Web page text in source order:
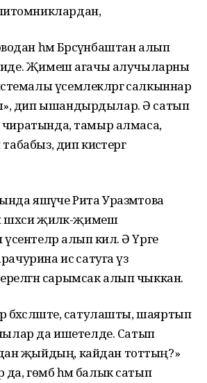
һәм Бәрсүәнбаштан алып
иде. Җимеш агачы алучыларны
үсемлекләргә салкыннар
дип ышандырдылар. Ә сатып
чиратында, тамыр алмаса,
дип кисәтергә
яшәүче Рита Уразмәтова
шәхси җиләк-җимеш
алып килә. Ә Үрге
исә сатуга үз
сарымсак алып чыккан.
бәхәсләште, сатулашты, шаяртып
да ишетелде. Сатып
җыйдың, кайдан тоттың?»
гөмбә һәм балык сатып